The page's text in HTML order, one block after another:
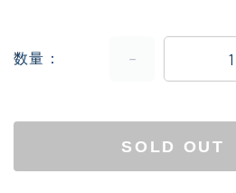
数量
SOLD OUT